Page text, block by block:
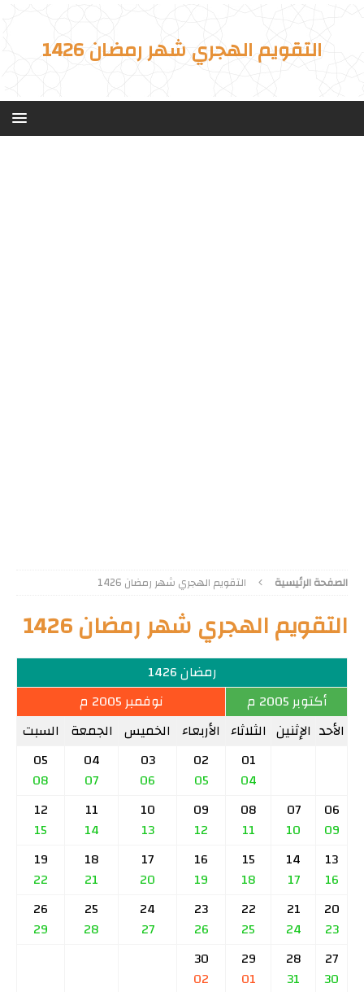
التقويم الهجري شهر رمضان 1426
الصفحة الرئيسية التقويم الهجري شهر رمضان 1426
التقويم الهجري شهر رمضان 1426
رمضان 1426
أكتوبر 2005 م
نوفمبر 2005 م
الأحد الإثنين الثلاثاء الأربعاء الخميس الجمعة السبت
01
04
02
05
03
06
04
07
05
08
06
09
07
10
08
11
09
12
10
13
11
14
12
15
13
16
14
17
15
18
16
19
17
20
18
21
19
22
20
23
21
24
22
25
23
26
24
27
25
28
26
29
27
30
28
31
29
01
30
02